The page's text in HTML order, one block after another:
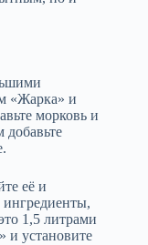
«Жарка» и
морковь и
её и
ингредиенты,
1,5 литрами
и установите